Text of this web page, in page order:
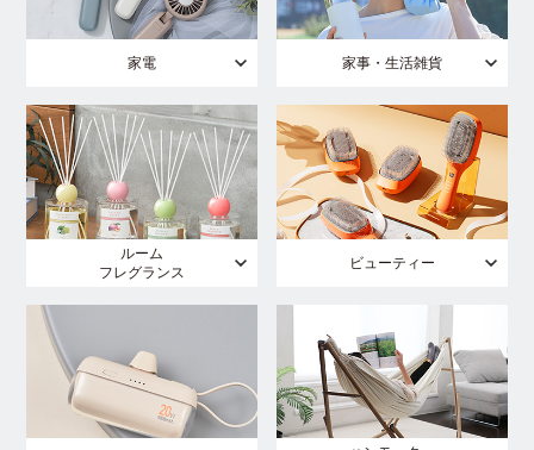
家電 家事・生活雑貨
ルーム
フレグランス
ビューティー